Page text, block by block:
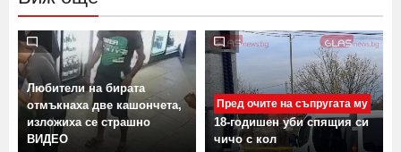
Виж още
Любители на бирата
отмъкнаха две кашончета,
Пред очите на съпругата му